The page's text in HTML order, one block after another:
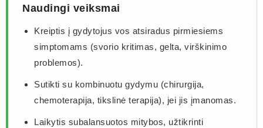
Naudingi veiksmai
Kreiptis į gydytojus vos atsiradus pirmiesiems
simptomams (svorio kritimas, gelta, virškinimo
problemos).
Sutikti su kombinuotu gydymu (chirurgija,
chemoterapija, tikslinė terapija), jei jis įmanomas.
Laikytis subalansuotos mitybos, užtikrinti